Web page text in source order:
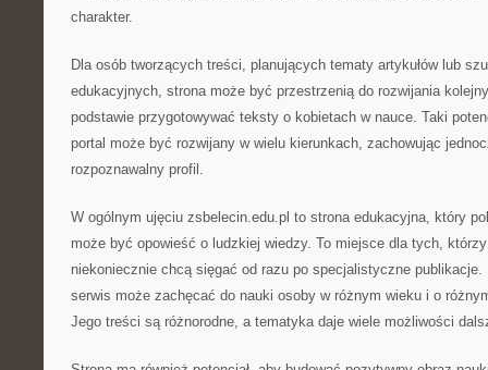
charakter.
Dla osób tworzących treści, planujących tematy artykułów lub
edukacyjnych, strona może być przestrzenią do rozwijania
podstawie przygotowywać teksty o kobietach w nauce. Taki
portal może być rozwijany w wielu kierunkach, zachowując
rozpoznawalny profil.
W ogólnym ujęciu zsbelecin.edu.pl to strona edukacyjna, który
może być opowieść o ludzkiej wiedzy. To miejsce dla tych,
niekoniecznie chcą sięgać od razu po specjalistyczne
serwis może zachęcać do nauki osoby w różnym wieku i o
Jego treści są różnorodne, a tematyka daje wiele możliwości